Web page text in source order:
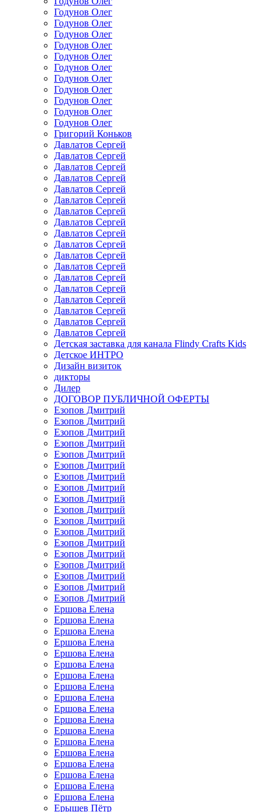
Годунов Олег
Годунов Олег
Годунов Олег
Годунов Олег
Годунов Олег
Годунов Олег
Годунов Олег
Годунов Олег
Годунов Олег
Годунов Олег
Годунов Олег
Григорий Коньков
Давлатов Сергей
Давлатов Сергей
Давлатов Сергей
Давлатов Сергей
Давлатов Сергей
Давлатов Сергей
Давлатов Сергей
Давлатов Сергей
Давлатов Сергей
Давлатов Сергей
Давлатов Сергей
Давлатов Сергей
Давлатов Сергей
Давлатов Сергей
Давлатов Сергей
Давлатов Сергей
Давлатов Сергей
Давлатов Сергей
Детская заставка для канала Flindy Crafts Kids
Детское ИНТРО
Дизайн визиток
дикторы
Дилер
ДОГОВОР ПУБЛИЧНОЙ ОФЕРТЫ
Езопов Дмитрий
Езопов Дмитрий
Езопов Дмитрий
Езопов Дмитрий
Езопов Дмитрий
Езопов Дмитрий
Езопов Дмитрий
Езопов Дмитрий
Езопов Дмитрий
Езопов Дмитрий
Езопов Дмитрий
Езопов Дмитрий
Езопов Дмитрий
Езопов Дмитрий
Езопов Дмитрий
Езопов Дмитрий
Езопов Дмитрий
Езопов Дмитрий
Ершова Елена
Ершова Елена
Ершова Елена
Ершова Елена
Ершова Елена
Ершова Елена
Ершова Елена
Ершова Елена
Ершова Елена
Ершова Елена
Ершова Елена
Ершова Елена
Ершова Елена
Ершова Елена
Ершова Елена
Ершова Елена
Ершова Елена
Ершова Елена
Ерышев Пётр